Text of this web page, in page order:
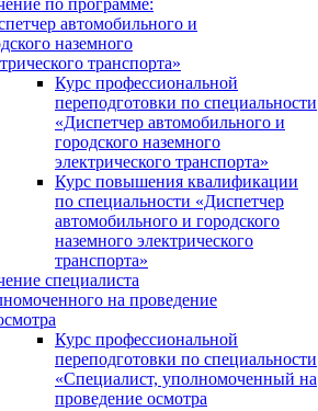
по программе:
автомобильного и
наземного
транспорта»
Курс профессиональной
переподготовки по специальности
«Диспетчер автомобильного и
городского наземного
электрического транспорта»
Курс повышения квалификации
по специальности «Диспетчер
автомобильного и городского
наземного электрического
транспорта»
специалиста
на проведение
Курс профессиональной
переподготовки по специальности
«Специалист, уполномоченный на
проведение осмотра